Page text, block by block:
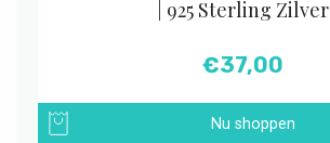
| 925 Sterling Zilver
€37,00
Nu shoppen